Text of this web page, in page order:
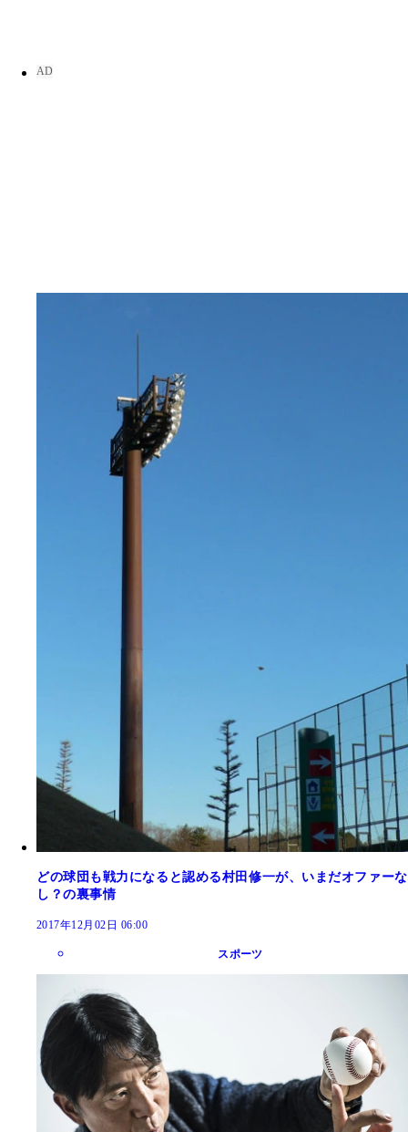
どの球団も戦力になると認める村田修一が、いまだオファーな
し？の裏事情
2017年12月02日 06:00
スポーツ